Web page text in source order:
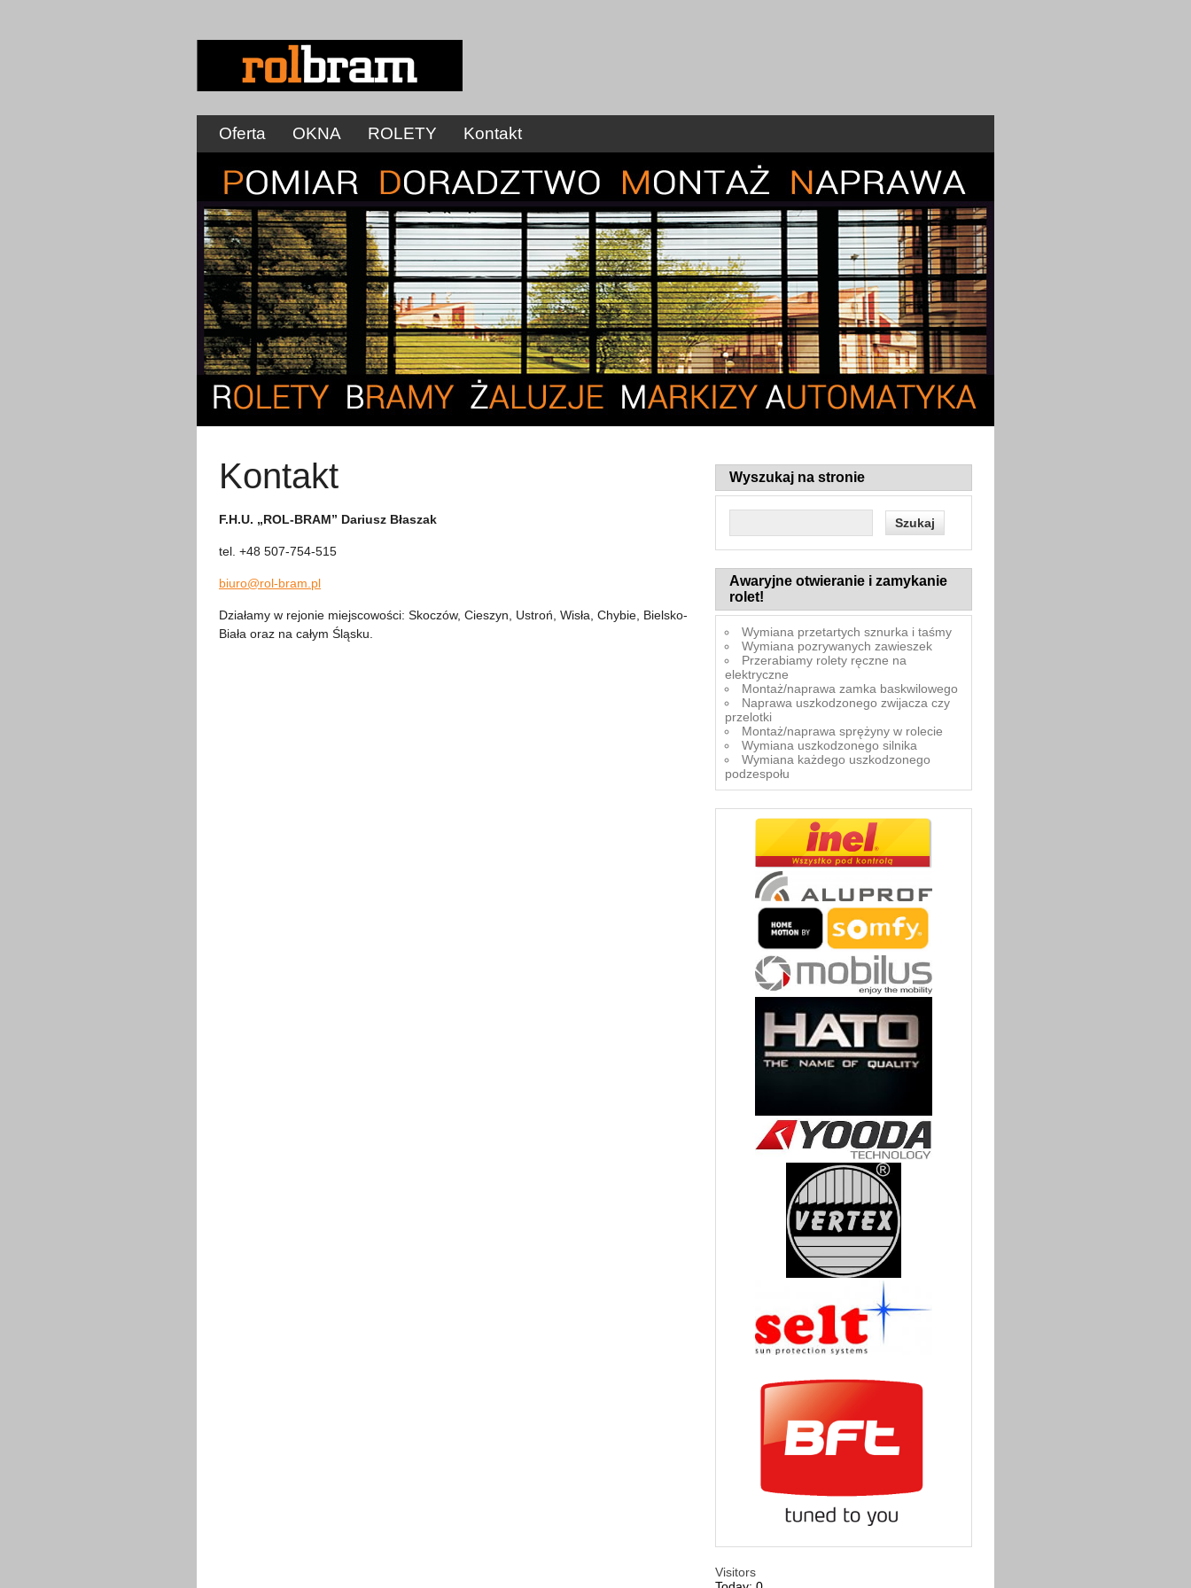
Oferta OKNA ROLETY Kontakt
Kontakt
F.H.U. „ROL-BRAM” Dariusz Błaszak
tel. +48 507-754-515
biuro@rol-bram.pl
Działamy w rejonie miejscowości: Skoczów, Cieszyn, Ustroń, Wisła, Chybie, Bielsko-
Biała oraz na całym Śląsku.
Wyszukaj na stronie
Awaryjne otwieranie i zamykanie
rolet!
Wymiana przetartych sznurka i taśmy
Wymiana pozrywanych zawieszek
Przerabiamy rolety ręczne na
elektryczne
Montaż/naprawa zamka baskwilowego
Naprawa uszkodzonego zwijacza czy
przelotki
Montaż/naprawa sprężyny w rolecie
Wymiana uszkodzonego silnika
Wymiana każdego uszkodzonego
podzespołu
Visitors